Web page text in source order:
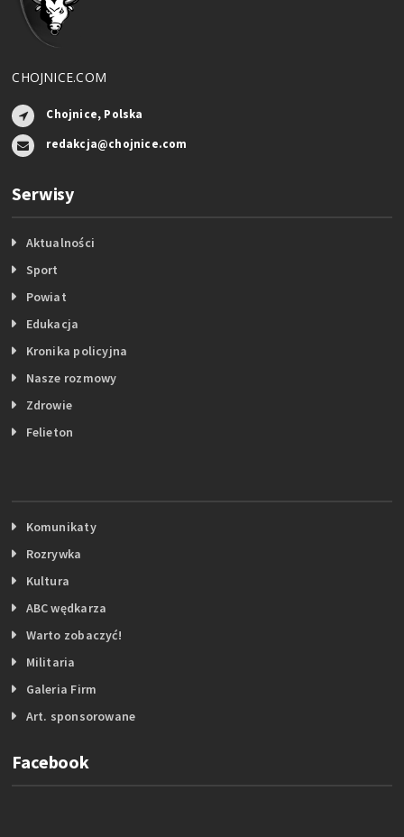
CHOJNICE.COM
Chojnice, Polska
redakcja@chojnice.com
Serwisy
Aktualności
Sport
Powiat
Edukacja
Kronika policyjna
Nasze rozmowy
Zdrowie
Felieton
Komunikaty
Rozrywka
Kultura
ABC wędkarza
Warto zobaczyć!
Militaria
Galeria Firm
Art. sponsorowane
Facebook